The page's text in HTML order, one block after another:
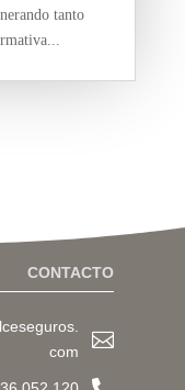
tanto
CONTACTO

com